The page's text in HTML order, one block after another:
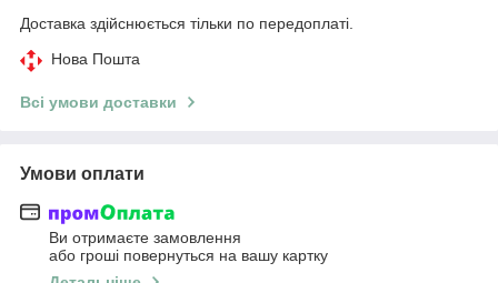
Доставка здійснюється тільки по передоплаті.
Нова Пошта
Всі умови доставки
Умови оплати
Ви отримаєте замовлення
або гроші повернуться на вашу картку